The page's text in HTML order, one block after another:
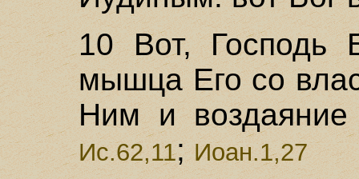
10 Вот, Господь
мышца Его со
Ним и
Ис.62,11; Иоан.1,27